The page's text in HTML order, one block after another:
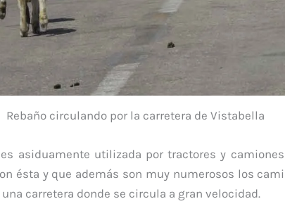
Rebaño circulando por la carretera de Vistabella
asiduamente utilizada por tractores y
ésta y que además son muy numerosos los
carretera donde se circula a gran velocidad.